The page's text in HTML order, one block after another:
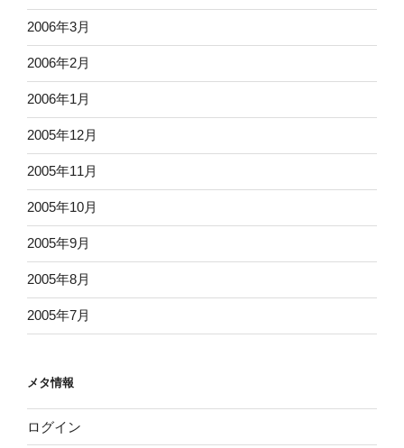
2006年3月
2006年2月
2006年1月
2005年12月
2005年11月
2005年10月
2005年9月
2005年8月
2005年7月
メタ情報
ログイン